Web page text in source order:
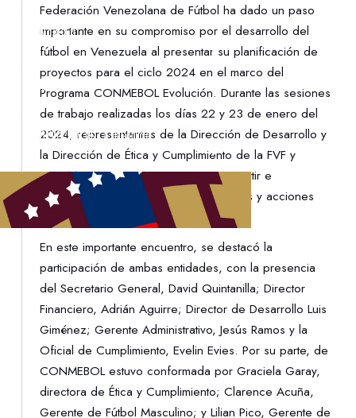
CONTACTO
DENUNCIAS
PROTECCIÓN DE LA INFANCIA
Federación Venezolana de Fútbol ha dado un paso
importante en su compromiso por el desarrollo del
fútbol en Venezuela al presentar su planificación de
proyectos para el ciclo 2024 en el marco del
Programa CONMEBOL Evolución. Durante las sesiones
de trabajo realizadas los días 22 y 23 de enero del
2024, representantes de la Dirección de Desarrollo y
la Dirección de Ética y Cumplimiento de la FVF y
CONMEBOL, se reunieron para compartir e
intercambiar ideas sobre las inversiones y acciones
que se llevarán a cabo durante el año.
En este importante encuentro, se destacó la
participación de ambas entidades, con la presencia
del Secretario General, David Quintanilla; Director
Financiero, Adrián Aguirre; Director de Desarrollo Luis
Giménez; Gerente Administrativo, Jesús Ramos y la
Oficial de Cumplimiento, Evelin Evies. Por su parte, de
CONMEBOL estuvo conformada por Graciela Garay,
directora de Ética y Cumplimiento; Clarence Acuña,
Gerente de Fútbol Masculino; y Lilian Pico, Gerente de